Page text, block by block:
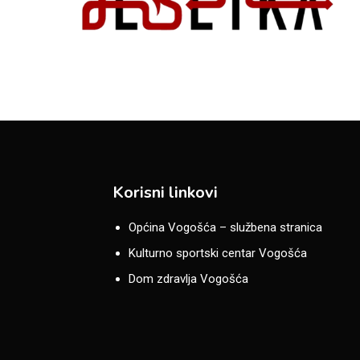
Korisni linkovi
Općina Vogošća – službena stranica
Kulturno sportski centar Vogošća
Dom zdravlja Vogošća